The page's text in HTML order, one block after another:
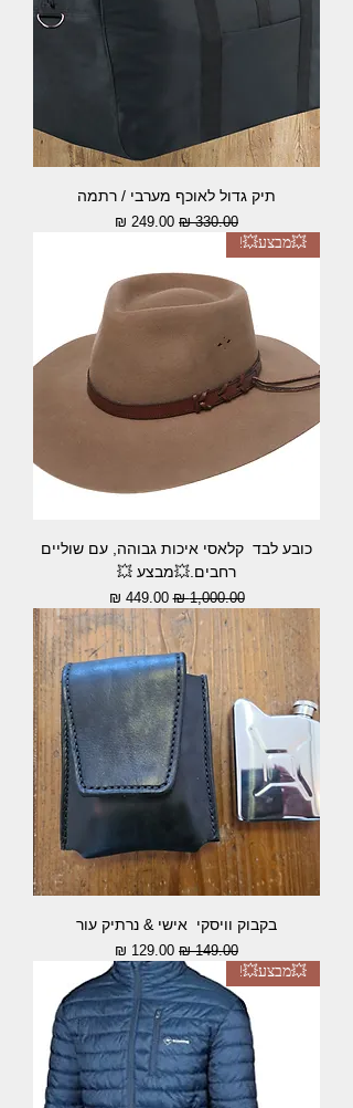
תיק גדול לאוכף מערבי / רתמה
מחיר רגיל מחיר מבצע
💥מבצע💥!
כובע לבד קלאסי איכות גבוהה, עם שוליים
רחבים.💥מבצע 💥
מחיר רגיל‏1,000.00 ‏₪ מחיר מבצע‏449.00 ‏₪
בקבוק וויסקי אישי & נרתיק עור
מחיר רגיל מחיר מבצע
💥מבצע💥!